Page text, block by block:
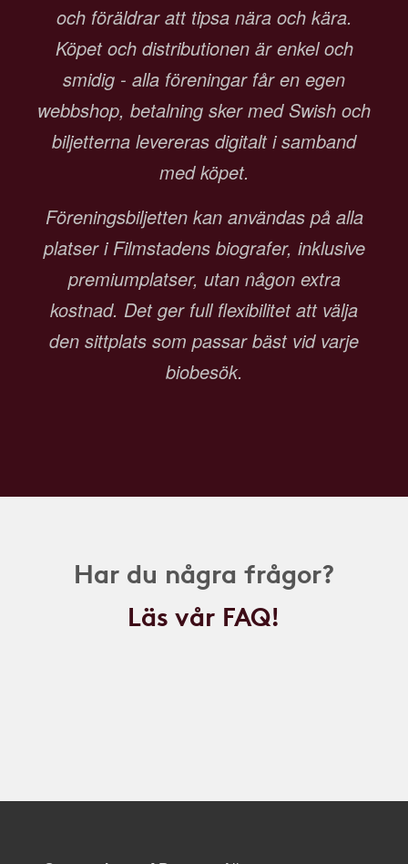
och föräldrar att tipsa nära och kära.
Köpet och distributionen är enkel och
smidig - alla föreningar får en egen
webbshop, betalning sker med Swish och
biljetterna levereras digitalt i samband
med köpet.
Föreningsbiljetten kan användas på alla
platser i Filmstadens biografer, inklusive
premiumplatser, utan någon extra
kostnad. Det ger full flexibilitet att välja
den sittplats som passar bäst vid varje
biobesök.
Har du några frågor?
Läs vår FAQ!